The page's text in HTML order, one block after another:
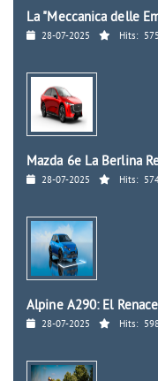
La "Meccanica delle
28-07-2025 Hits:
Mazda 6e La Berlina
28-07-2025 Hits:
Alpine A290: El
28-07-2025 Hits: